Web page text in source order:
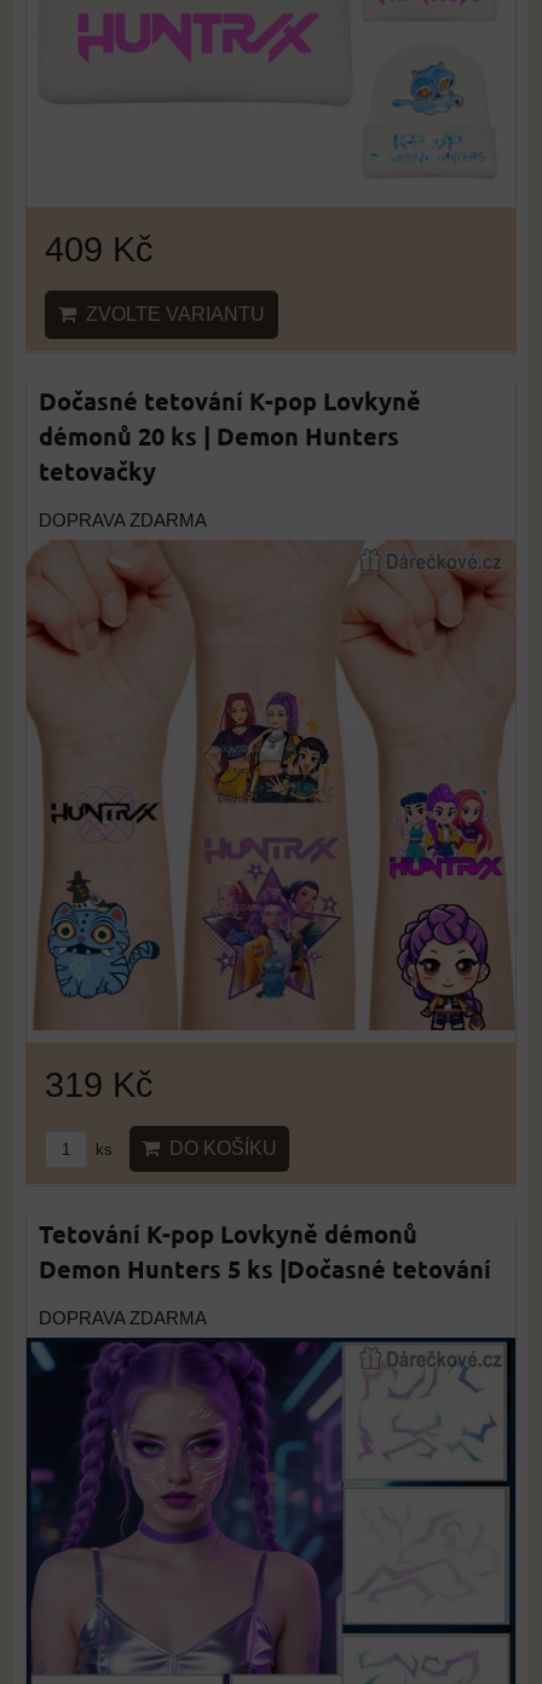
409 Kč
ZVOLTE VARIANTU
Dočasné tetování K-pop Lovkyně
démonů 20 ks | Demon Hunters
tetovačky
DOPRAVA ZDARMA
319 Kč
ks DO KOŠÍKU
Tetování K-pop Lovkyně démonů
Demon Hunters 5 ks |Dočasné tetování
DOPRAVA ZDARMA